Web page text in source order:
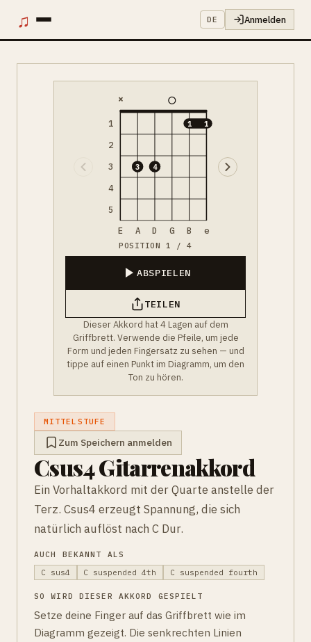
♫ DE Anmelden
1
2
3
4
5
×
3 4
1 1
E A D G B e
POSITION 1 / 4
ABSPIELEN
TEILEN
Dieser Akkord hat 4 Lagen auf dem
Griffbrett. Verwende die Pfeile, um jede
Form und jeden Fingersatz zu sehen — und
tippe auf einen Punkt im Diagramm, um den
Ton zu hören.
MITTELSTUFE
Zum Speichern anmelden
Csus4 Gitarrenakkord
Ein Vorhaltakkord mit der Quarte anstelle der
Terz. Csus4 erzeugt Spannung, die sich
natürlich auflöst nach C Dur.
AUCH BEKANNT ALS
C sus4
C suspended 4th C suspended fourth
SO WIRD DIESER AKKORD GESPIELT
Setze deine Finger auf das Griffbrett wie im
Diagramm gezeigt. Die senkrechten Linien